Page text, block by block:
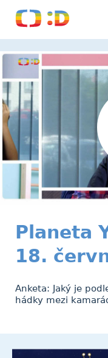
Planeta
18.
Anketa: Jaký je
hádky mezi